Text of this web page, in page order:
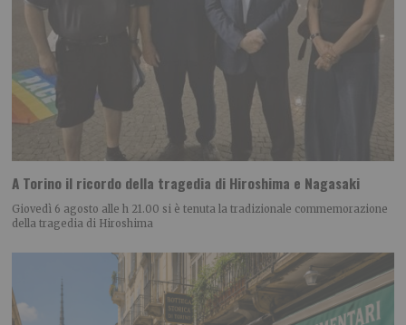
A Torino il ricordo della tragedia di Hiroshima e Nagasaki
Giovedì 6 agosto alle h 21.00 si è tenuta la tradizionale commemorazione
della tragedia di Hiroshima